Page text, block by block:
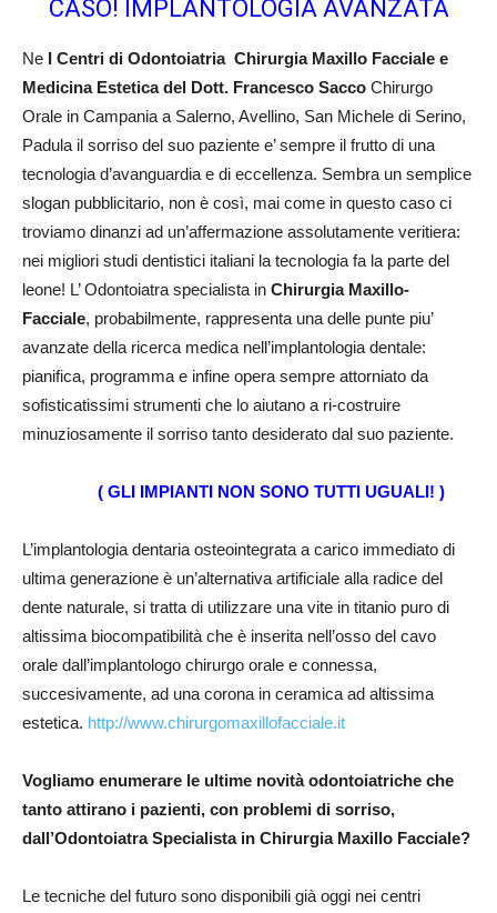
CASO! IMPLANTOLOGIA AVANZATA
Ne I Centri di Odontoiatria Chirurgia Maxillo Facciale e
Medicina Estetica del Dott. Francesco Sacco Chirurgo
Orale in Campania a Salerno, Avellino, San Michele di Serino,
Padula il sorriso del suo paziente e’ sempre il frutto di una
tecnologia d’avanguardia e di eccellenza. Sembra un semplice
slogan pubblicitario, non è così, mai come in questo caso ci
troviamo dinanzi ad un’affermazione assolutamente veritiera:
nei migliori studi dentistici italiani la tecnologia fa la parte del
leone! L’ Odontoiatra specialista in Chirurgia Maxillo-
Facciale, probabilmente, rappresenta una delle punte piu’
avanzate della ricerca medica nell’implantologia dentale:
pianifica, programma e infine opera sempre attorniato da
sofisticatissimi strumenti che lo aiutano a ri-costruire
minuziosamente il sorriso tanto desiderato dal suo paziente.
( GLI IMPIANTI NON SONO TUTTI UGUALI! )
L’implantologia dentaria osteointegrata a carico immediato di
ultima generazione è un’alternativa artificiale alla radice del
dente naturale, si tratta di utilizzare una vite in titanio puro di
altissima biocompatibilità che è inserita nell’osso del cavo
orale dall’implantologo chirurgo orale e connessa,
succesivamente, ad una corona in ceramica ad altissima
estetica. http://www.chirurgomaxillofacciale.it
Vogliamo enumerare le ultime novità odontoiatriche che
tanto attirano i pazienti, con problemi di sorriso,
dall’Odontoiatra Specialista in Chirurgia Maxillo Facciale?
Le tecniche del futuro sono disponibili già oggi nei centri